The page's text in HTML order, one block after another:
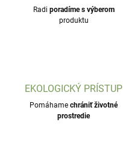
Radi poradíme s výberom
produktu
EKOLOGICKÝ PRÍSTUP
Pomáhame chrániť životné
prostredie